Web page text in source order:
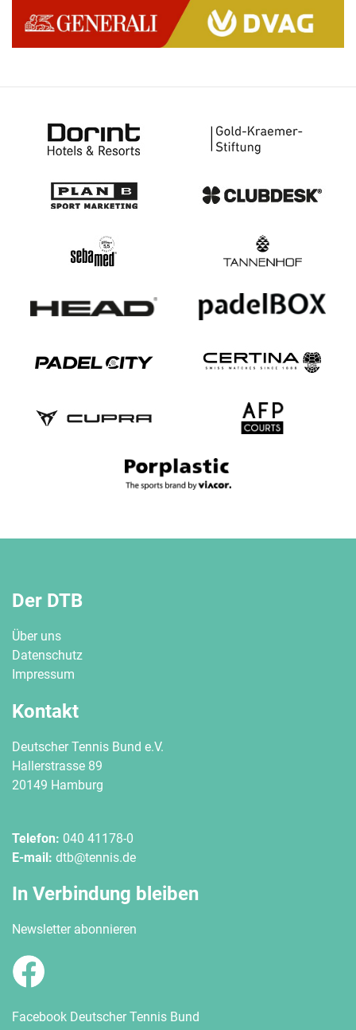
Der DTB
Über uns
Datenschutz
Impressum
Kontakt
Deutscher Tennis Bund e.V.
Hallerstrasse 89
20149 Hamburg
Telefon: 040 41178-0
E-mail: dtb@tennis.de
In Verbindung bleiben
Newsletter abonnieren
Facebook Deutscher Tennis Bund